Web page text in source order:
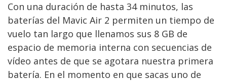
Con una duración de hasta 34 minutos, las
baterías del Mavic Air 2 permiten un tiempo de
vuelo tan largo que llenamos sus 8 GB de
espacio de memoria interna con secuencias de
vídeo antes de que se agotara nuestra primera
batería. En el momento en que sacas uno de